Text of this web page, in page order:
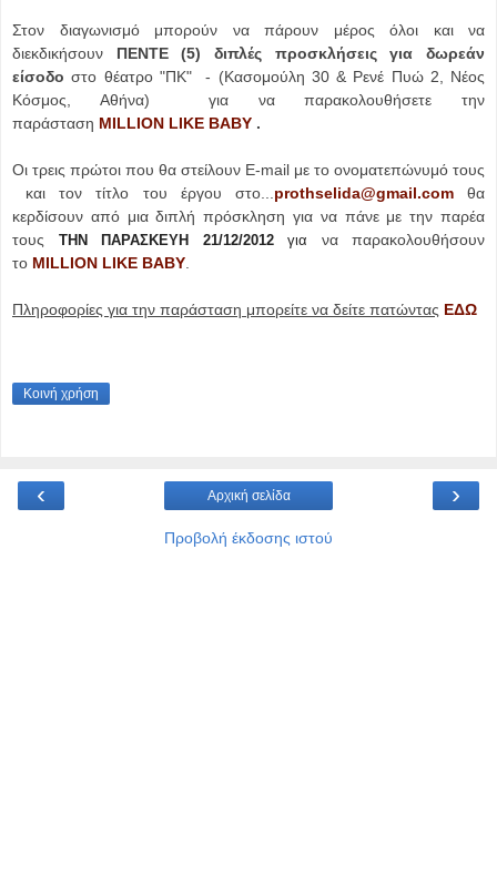
Στον διαγωνισμό μπορούν να πάρουν μέρος όλοι και να
διεκδικήσουν ΠΕΝΤΕ (5) διπλές προσκλήσεις για δωρεάν
είσοδο στο θέατρο "ΠΚ"
- (Κασομούλη 30 & Ρενέ Πυώ 2, Νέος
Κόσμος, Αθήνα) για να παρακολουθήσετε την
παράσταση MILLION LIKE BABY .
Οι τρεις πρώτοι που θα στείλουν E-mail με το ονοματεπώνυμό τους
και τον τίτλο του έργου στο...prothselida@gmail.comθα
κερδίσουν από μια διπλή πρόσκληση για να πάνε με την παρέα
τους ΤΗΝ ΠΑΡΑΣΚΕΥΗ 21/12/2012για να παρακολουθήσουν
το MILLION LIKE BABY.
Πληροφορίες για την παράσταση μπορείτε να δείτε πατώντας ΕΔΩ
Κοινή χρήση
‹ ›
Αρχική σελίδα
Προβολή έκδοσης ιστού